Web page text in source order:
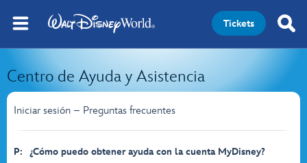
Tickets
Centro de Ayuda y Asistencia
Iniciar sesión – Preguntas frecuentes
P: ¿Cómo puedo obtener ayuda con la cuenta MyDisney?